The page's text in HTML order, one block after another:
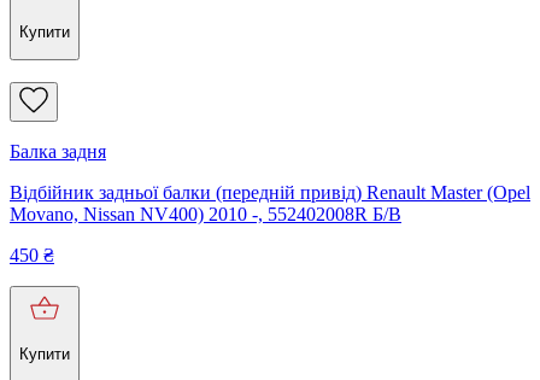
Купити
Балка задня
Відбійник задньої балки (передній привід) Renault Master (Opel
Movano, Nissan NV400) 2010 -, 552402008R Б/В
450 ₴
Купити